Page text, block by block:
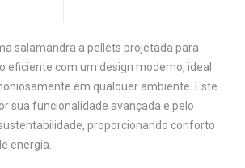
salamandra a pellets projetada para
eficiente com um design moderno, ideal
em qualquer ambiente. Este
sua funcionalidade avançada e pelo
proporcionando conforto
energia.